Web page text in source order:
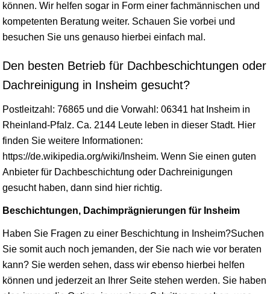
können. Wir helfen sogar in Form einer fachmännischen und
kompetenten Beratung weiter. Schauen Sie vorbei und
besuchen Sie uns genauso hierbei einfach mal.
Den besten Betrieb für Dachbeschichtungen oder
Dachreinigung in Insheim gesucht?
Postleitzahl: 76865 und die Vorwahl: 06341 hat Insheim in
Rheinland-Pfalz. Ca. 2144 Leute leben in dieser Stadt. Hier
finden Sie weitere Informationen:
https://de.wikipedia.org/wiki/Insheim. Wenn Sie einen guten
Anbieter für Dachbeschichtung oder Dachreinigungen
gesucht haben, dann sind hier richtig.
Beschichtungen, Dachimprägnierungen für Insheim
Haben Sie Fragen zu einer Beschichtung in Insheim?Suchen
Sie somit auch noch jemanden, der Sie nach wie vor beraten
kann? Sie werden sehen, dass wir ebenso hierbei helfen
können und jederzeit an Ihrer Seite stehen werden. Sie haben